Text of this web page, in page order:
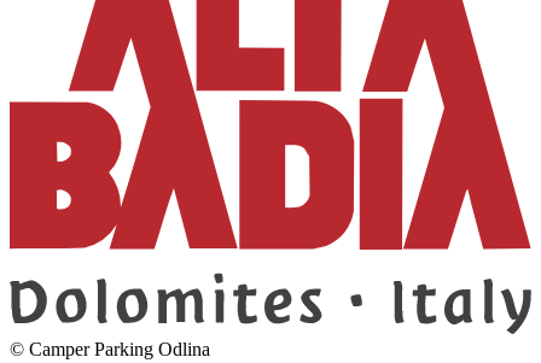
© Camper Parking Odlina